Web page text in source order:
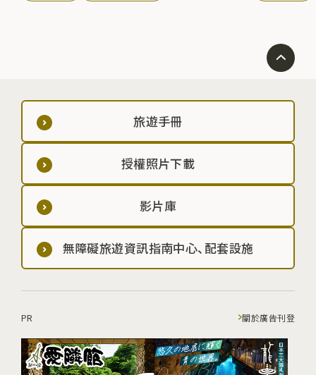
旅遊手冊
授權照片下載
影片庫
無障礙旅遊資訊指南中心、配套設施
PR 關於廣告刊登